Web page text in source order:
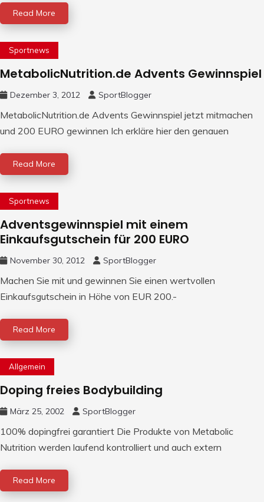
Read More
Sportnews
MetabolicNutrition.de Advents Gewinnspiel
Dezember 3, 2012 SportBlogger
MetabolicNutrition.de Advents Gewinnspiel jetzt mitmachen
und 200 EURO gewinnen Ich erkläre hier den genauen
Read More
Sportnews
Adventsgewinnspiel mit einem
Einkaufsgutschein für 200 EURO
November 30, 2012 SportBlogger
Machen Sie mit und gewinnen Sie einen wertvollen
Einkaufsgutschein in Höhe von EUR 200.-
Read More
Allgemein
Doping freies Bodybuilding
März 25, 2002 SportBlogger
100% dopingfrei garantiert Die Produkte von Metabolic
Nutrition werden laufend kontrolliert und auch extern
Read More